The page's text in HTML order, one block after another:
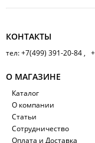
КОНТАКТЫ
тел: +7(499) 391-20-84 ,
О МАГАЗИНЕ
Каталог
О компании
Статьи
Сотрудничество
Оплата и Доставка